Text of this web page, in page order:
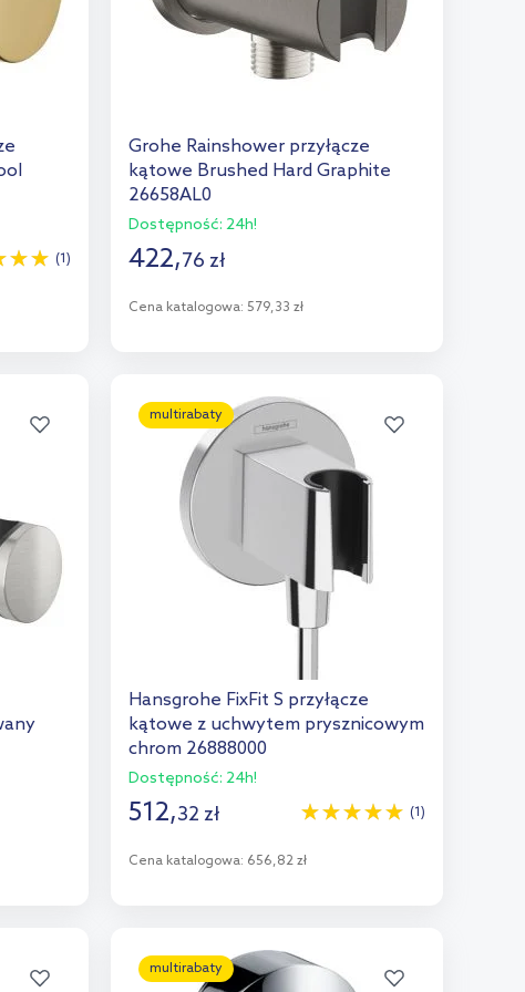
(1)
Grohe Rainshower przyłącze
kątowe Brushed Hard Graphite
26658AL0
Dostępność: 24h!
422,76 zł
Cena katalogowa: 579,33 zł
Dodaj do porównania
multirabaty
Hansgrohe FixFit S przyłącze
kątowe z uchwytem prysznicowym
chrom 26888000
Dostępność: 24h!
512,32 zł
Cena katalogowa: 656,82 zł
(1)
Dodaj do porównania
multirabaty